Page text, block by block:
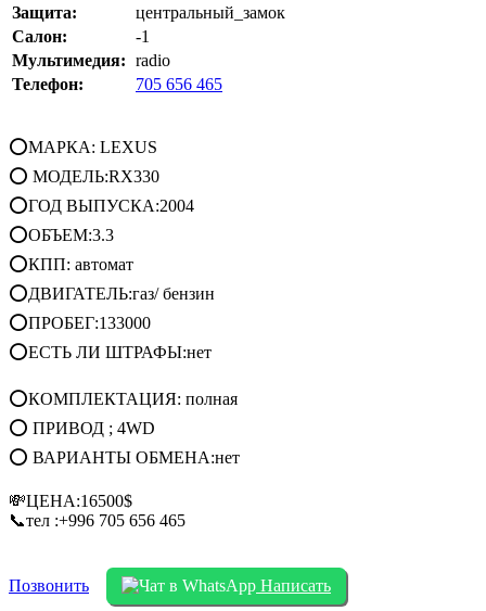
Защита:
центральный_замок
Салон:
-1
Мультимедия: radio
Телефон:
705 656 465
⭕МАРКА: LEXUS
⭕ МОДЕЛЬ:RX330
⭕ГОД ВЫПУСКА:2004
⭕ОБЪЕМ:3.3
⭕КПП: автомат
⭕ДВИГАТЕЛЬ:газ/ бензин
⭕ПРОБЕГ:133000
⭕ЕСТЬ ЛИ ШТРАФЫ:нет
⭕КОМПЛЕКТАЦИЯ: полная
⭕ ПРИВОД ; 4WD
⭕ ВАРИАНТЫ ОБМЕНА:нет
💸ЦЕНА:16500$
📞тел :+996 705 656 465
Позвонить Написать